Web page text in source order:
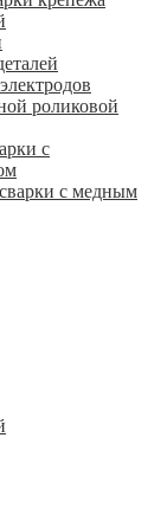
роликовой
с
с медным